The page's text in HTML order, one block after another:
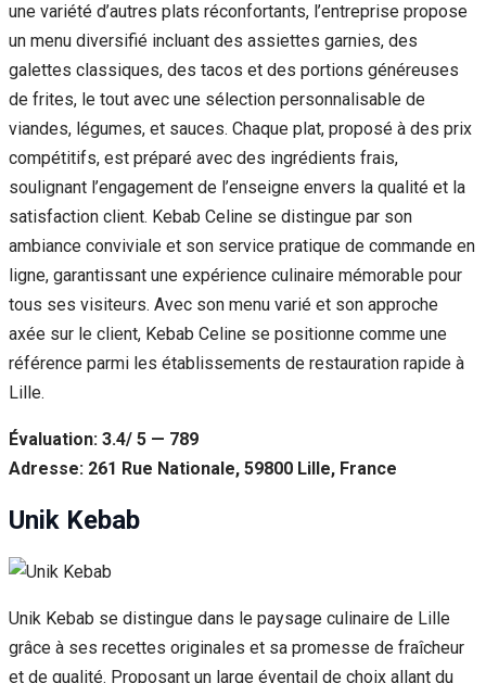
une variété d’autres plats réconfortants, l’entreprise propose
un menu diversifié incluant des assiettes garnies, des
galettes classiques, des tacos et des portions généreuses
de frites, le tout avec une sélection personnalisable de
viandes, légumes, et sauces. Chaque plat, proposé à des prix
compétitifs, est préparé avec des ingrédients frais,
soulignant l’engagement de l’enseigne envers la qualité et la
satisfaction client. Kebab Celine se distingue par son
ambiance conviviale et son service pratique de commande en
ligne, garantissant une expérience culinaire mémorable pour
tous ses visiteurs. Avec son menu varié et son approche
axée sur le client, Kebab Celine se positionne comme une
référence parmi les établissements de restauration rapide à
Lille.
Évaluation: 3.4/ 5 — 789
Adresse: 261 Rue Nationale, 59800 Lille, France
Unik Kebab
Unik Kebab se distingue dans le paysage culinaire de Lille
grâce à ses recettes originales et sa promesse de fraîcheur
et de qualité. Proposant un large éventail de choix allant du